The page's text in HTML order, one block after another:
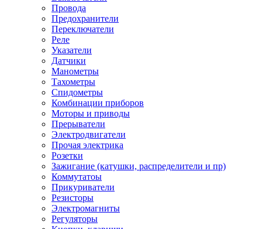
Провода
Предохранители
Переключатели
Реле
Указатели
Датчики
Манометры
Тахометры
Спидометры
Комбинации приборов
Моторы и приводы
Прерыватели
Электродвигатели
Прочая электрика
Розетки
Зажигание (катушки, распределители и пр)
Коммутатоы
Прикуриватели
Резисторы
Электромагниты
Регуляторы